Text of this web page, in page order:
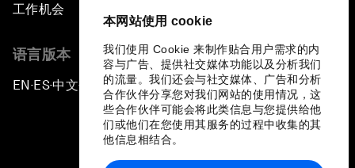
本网站使用 cookie
我们使用 Cookie 来制作贴合用户需求的内
容与广告、提供社交媒体功能以及分析我们
的流量。我们还会与社交媒体、广告和分析
合作伙伴分享您对我们网站的使用情况，这
些合作伙伴可能会将此类信息与您提供给他
们或他们在您使用其服务的过程中收集的其
他信息相结合。
工作机会
语言版本
EN ▪ES▪中文▪ 日本語